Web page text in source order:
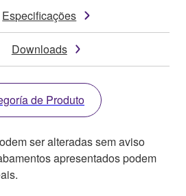
Especificações
Downloads
de Produto
ser alteradas sem aviso
apresentados podem